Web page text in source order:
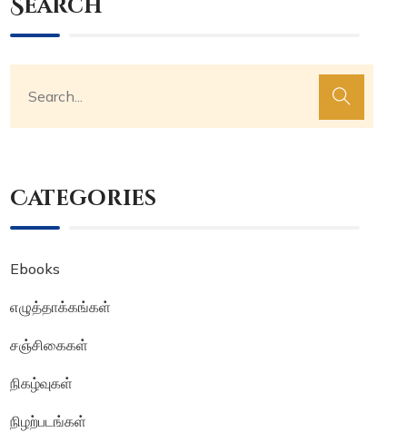
Search
Categories
Ebooks
எழுத்தாக்கங்கள்
சஞ்சிகைகள்
நிகழ்வுகள்
நிழற்படங்கள்